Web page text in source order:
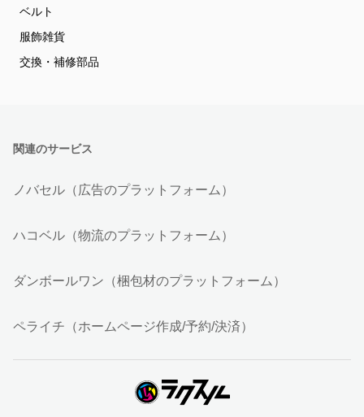
ベルト
服飾雑貨
交換・補修部品
関連のサービス
ノバセル（広告のプラットフォーム）
ハコベル（物流のプラットフォーム）
ダンボールワン（梱包材のプラットフォーム）
ペライチ（ホームページ作成/予約/決済）